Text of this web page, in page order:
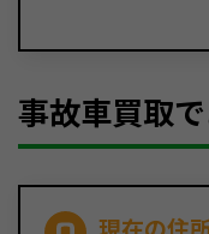
事故車買取